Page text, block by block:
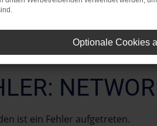
ist ein Fehler aufgetreten.
Optionale Cookies